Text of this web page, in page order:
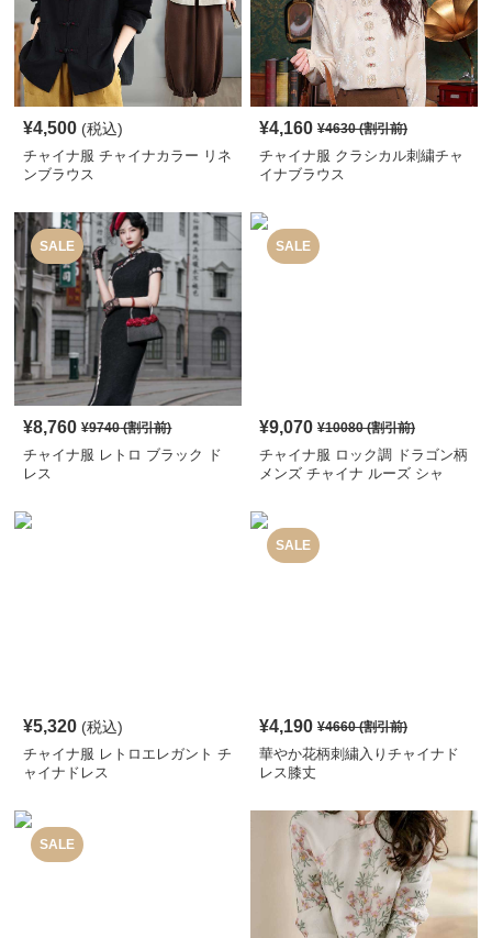
¥4,500 (税込)
チャイナ服 チャイナカラー リネ
ンブラウス
¥4,160 ¥4630(割引前)
チャイナ服 クラシカル刺繍チャ
イナブラウス
SALE
¥8,760 ¥9740(割引前)
チャイナ服 レトロ ブラック ド
レス
SALE
¥9,070 ¥10080(割引前)
チャイナ服 ロック調 ドラゴン柄
メンズ チャイナ ルーズ シャ
¥5,320 (税込)
チャイナ服 レトロエレガント チ
ャイナドレス
SALE
¥4,190 ¥4660(割引前)
華やか花柄刺繍入りチャイナド
レス膝丈
SALE